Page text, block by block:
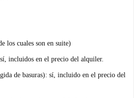
los cuales son en suite)
incluidos en el precio del alquiler.
de basuras): sí, incluido en el precio del